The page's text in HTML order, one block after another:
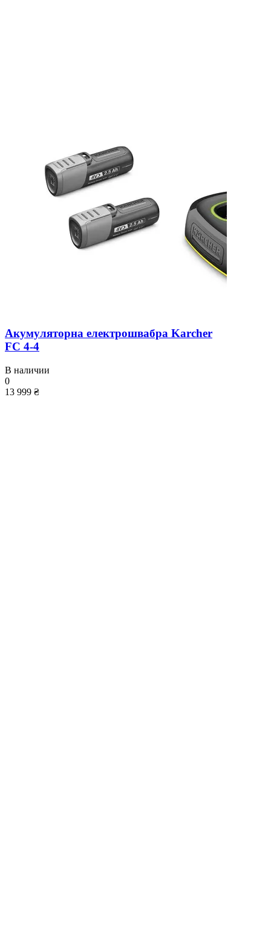
Акумуляторна електрошвабра Karcher
FC 4-4
В наличии
0
13 999 ₴